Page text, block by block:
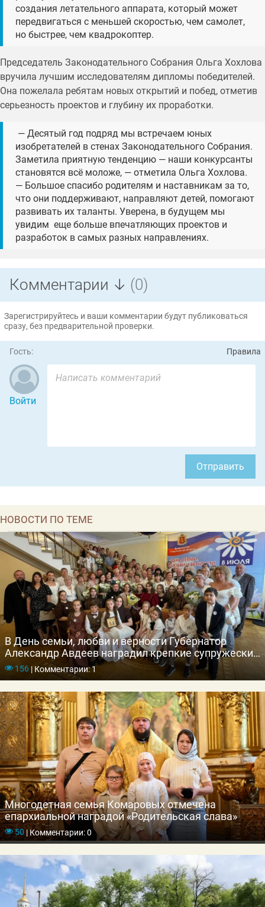
создания летательного аппарата, который может
передвигаться с меньшей скоростью, чем самолет,
но быстрее, чем квадрокоптер.
Председатель Законодательного Собрания Ольга Хохлова
вручила лучшим исследователям дипломы победителей.
Она пожелала ребятам новых открытий и побед, отметив
серьезность проектов и глубину их проработки.
— Десятый год подряд мы встречаем юных
изобретателей в стенах Законодательного Собрания.
Заметила приятную тенденцию — наши конкурсанты
становятся всё моложе, — отметила Ольга Хохлова.
— Большое спасибо родителям и наставникам за то,
что они поддерживают, направляют детей, помогают
развивать их таланты. Уверена, в будущем мы
увидим еще больше впечатляющих проектов и
разработок в самых разных направлениях.
Комментарии ↓ (0)
Зарегистрируйтесь и ваши комментарии будут публиковаться
сразу, без предварительной проверки.
Гость: Правила
Войти
Отправить
НОВОСТИ ПО ТЕМЕ
В День семьи, любви и верности Губернатор
Александр Авдеев наградил крепкие супружеские
пары Владимирской области
156 |Комментарии: 1
Многодетная семья Комаровых отмечена
епархиальной наградой «Родительская слава»
50|Комментарии: 0